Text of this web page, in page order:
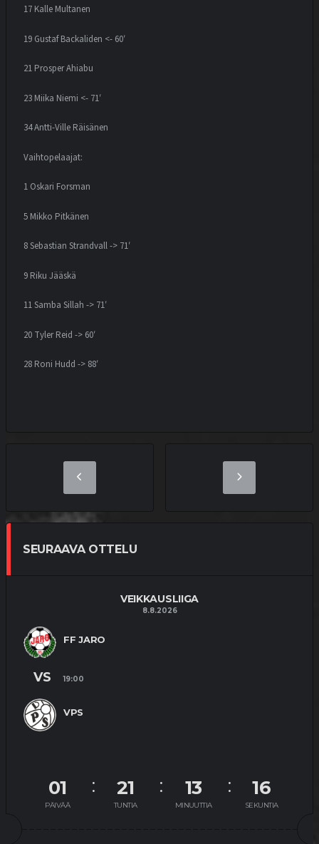
17 Kalle Multanen
19 Gustaf Backaliden <- 60′
21 Prosper Ahiabu
23 Miika Niemi <- 71′
34 Antti-Ville Räisänen
Vaihtopelaajat:
1 Oskari Forsman
5 Mikko Pitkänen
8 Sebastian Strandvall -> 71′
9 Riku Jääskä
11 Samba Sillah -> 71′
20 Tyler Reid -> 60′
28 Roni Hudd -> 88′
SEURAAVA OTTELU
VEIKKAUSLIIGA
8.8.2026
FF JARO
VPS
VS 19:00
01
PÄIVÄÄ
21
TUNTIA
13
MINUUTTIA
15
SEKUNTIA